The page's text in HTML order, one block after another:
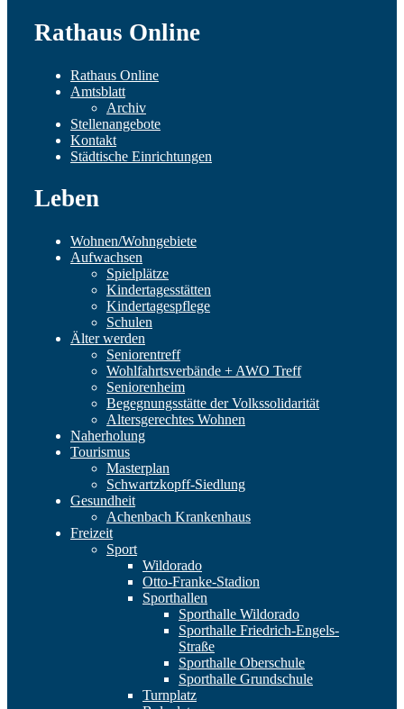
Rathaus Online
Rathaus Online
Amtsblatt
Archiv
Stellenangebote
Kontakt
Städtische Einrichtungen
Leben
Wohnen/Wohngebiete
Aufwachsen
Spielplätze
Kindertagesstätten
Kindertagespflege
Schulen
Älter werden
Seniorentreff
Wohlfahrtsverbände + AWO Treff
Seniorenheim
Begegnungsstätte der Volkssolidarität
Altersgerechtes Wohnen
Naherholung
Tourismus
Masterplan
Schwartzkopff-Siedlung
Gesundheit
Achenbach Krankenhaus
Freizeit
Sport
Wildorado
Otto-Franke-Stadion
Sporthallen
Sporthalle Wildorado
Sporthalle Friedrich-Engels-
Straße
Sporthalle Oberschule
Sporthalle Grundschule
Turnplatz